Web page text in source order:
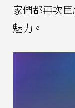
家們都再次
魅力。